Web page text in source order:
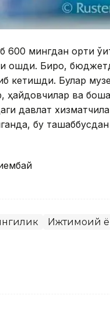
600 мингдан ортиқ
ошди. Бироқ,
кетишди. Булар
ҳайдовчилар ва
давлат
бу
Ижтимоий